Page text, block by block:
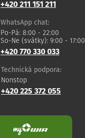
+420 211 151 211
WhatsApp chat:
Po-Pá: 8:00 - 22:00
So-Ne (svátky): 9:00 - 17:00
+420 770 330 033
Technická podpora:
Nonstop
+420 225 372 055